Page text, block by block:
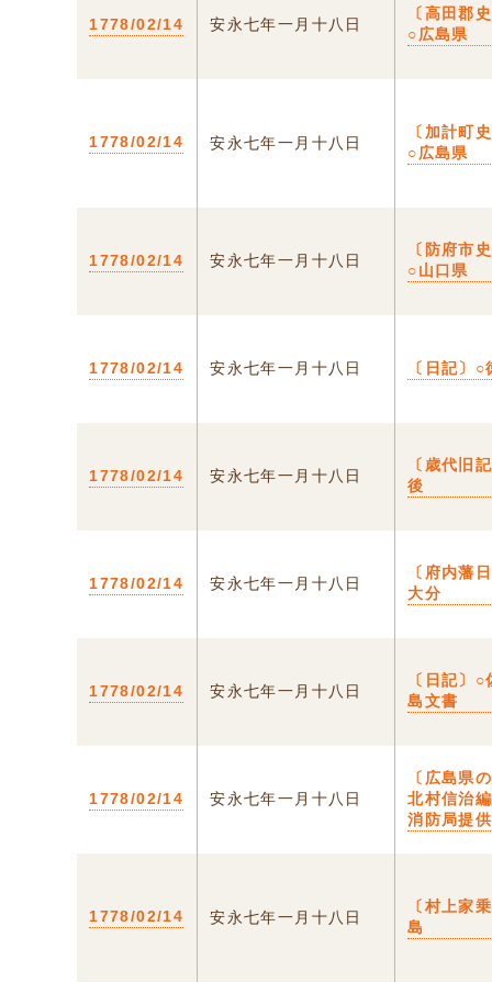
1778/02/14 安永七年一月十八日
〔高田郡
○広島県
1778/02/14 安永七年一月十八日
〔加計町
○広島県
1778/02/14 安永七年一月十八日
〔防府市
○山口県
1778/02/14 安永七年一月十八日 〔日記〕
1778/02/14 安永七年一月十八日
〔歳代旧
後
1778/02/14 安永七年一月十八日
〔府内藩
大分
1778/02/14 安永七年一月十八日
〔日記〕
島文書
1778/02/14 安永七年一月十八日
〔広島県
北村信治
消防局提供
1778/02/14 安永七年一月十八日
〔村上家
島